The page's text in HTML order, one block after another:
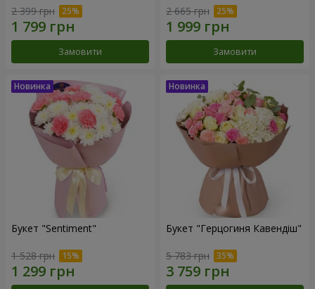
2 399 грн
Замовити
2 665 грн
Замовити
Букет "Sentiment"
1 528 грн
Букет "Герцогиня Кавендіш"
5 783 грн